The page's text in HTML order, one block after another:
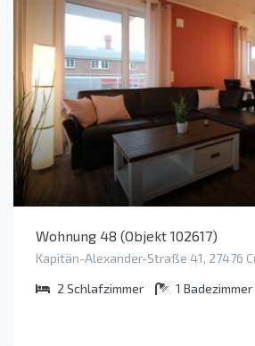
Wohnung 48 (Objekt 102617)
Kapitän-Alexander-Straße 41, 27476
2 Schlafzimmer 1 Badezimmer